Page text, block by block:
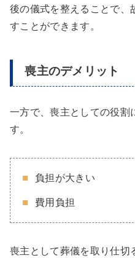
後の儀式を整えることで、
すことができます。
喪主のデメリット
一方で、喪主としての役割
す。
負担が大きい
費用負担
喪主として葬儀を取り仕切